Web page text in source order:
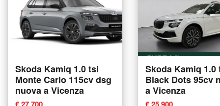
Skoda Kamiq 1.0 tsi
Monte Carlo 115cv dsg
nuova a Vicenza
Skoda Kamiq 1.0
Black Dots 95cv
a Vicenza